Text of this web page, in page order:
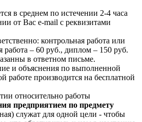
в среднем по истечении 2-4 часа
от Вас e-mail с реквизитами
контрольная работа или
работа – 60 руб., диплом – 150 руб.
в ответном письме.
и объяснения по выполненной
работе производится на бесплатной
относительно работы
предприятием по предмету
служат для одной цели - чтобы